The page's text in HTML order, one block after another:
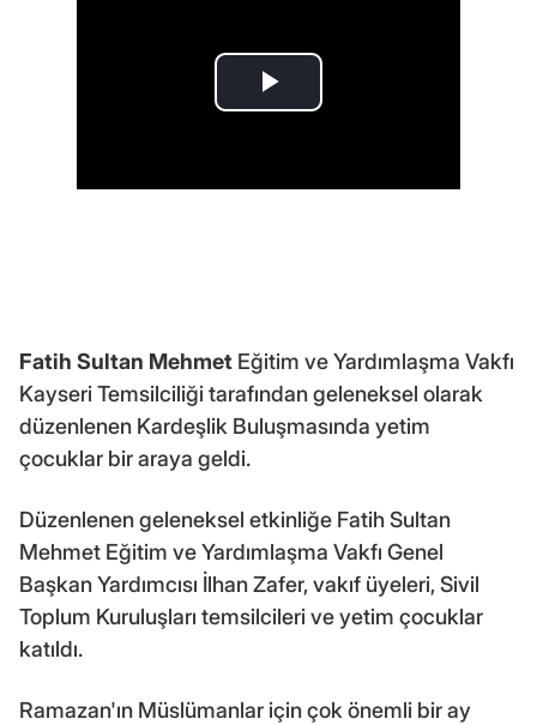
Fatih Sultan Mehmet Eğitim ve Yardımlaşma Vakfı
Kayseri Temsilciliği tarafından geleneksel olarak
düzenlenen Kardeşlik Buluşmasında yetim
çocuklar bir araya geldi.
Düzenlenen geleneksel etkinliğe Fatih Sultan
Mehmet Eğitim ve Yardımlaşma Vakfı Genel
Başkan Yardımcısı İlhan Zafer, vakıf üyeleri, Sivil
Toplum Kuruluşları temsilcileri ve yetim çocuklar
katıldı.
Ramazan'ın Müslümanlar için çok önemli bir ay